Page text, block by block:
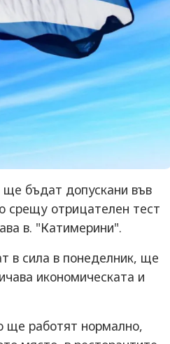
бъдат допускани във
срещу отрицателен тест
в. "Катимерини".
в сила в понеделник, ще
икономическата и
ще работят нормално,